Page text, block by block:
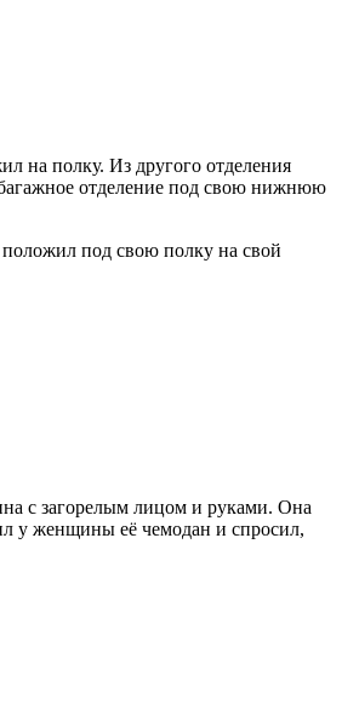
на полку. Из другого отделения
отделение под свою нижнюю
под свою полку на свой
с загорелым лицом и руками. Она
у женщины её чемодан и спросил,